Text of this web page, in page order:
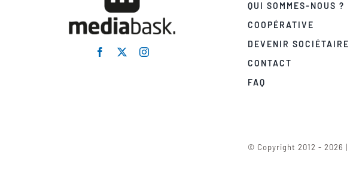
QUI SOMMES-NOUS ?
COOPÉRATIVE
DEVENIR SOCIÉTAIRE
CONTACT
FAQ
© Copyright 2012 - 2026 |